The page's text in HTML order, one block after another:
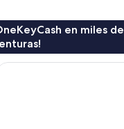
en miles de